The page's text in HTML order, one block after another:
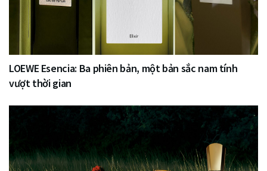
LOEWE Esencia: Ba phiên bản, một bản sắc nam tính
vượt thời gian